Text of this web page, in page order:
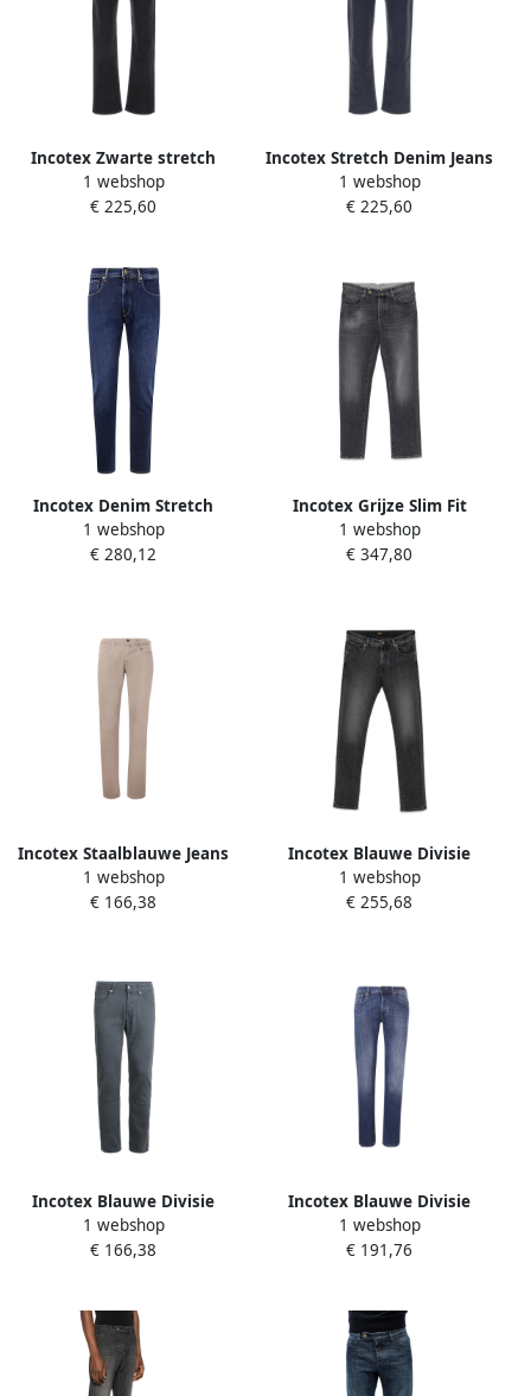
Incotex Zwarte stretch
denim jeans Black Heren
1 webshop
€ 225,60
Incotex Stretch Denim Jeans
in Marineblauw Blue Heren
1 webshop
€ 225,60
Incotex Denim Stretch
Wash 2 Jeans Blue Heren
1 webshop
€ 280,12
Incotex Grijze Slim Fit
Denim Jeans Gray Heren
1 webshop
€ 347,80
Incotex Staalblauwe Jeans
Knoopsluiting Brown Heren
1 webshop
€ 166,38
Incotex Blauwe Divisie
Sartorial Denim Jeans Gray
Heren
1 webshop
€ 255,68
Incotex Blauwe Divisie
Blauwe Jeans Blue Heren
1 webshop
€ 166,38
Incotex Blauwe Divisie
Blauwe Jeans Blue Heren
1 webshop
€ 191,76